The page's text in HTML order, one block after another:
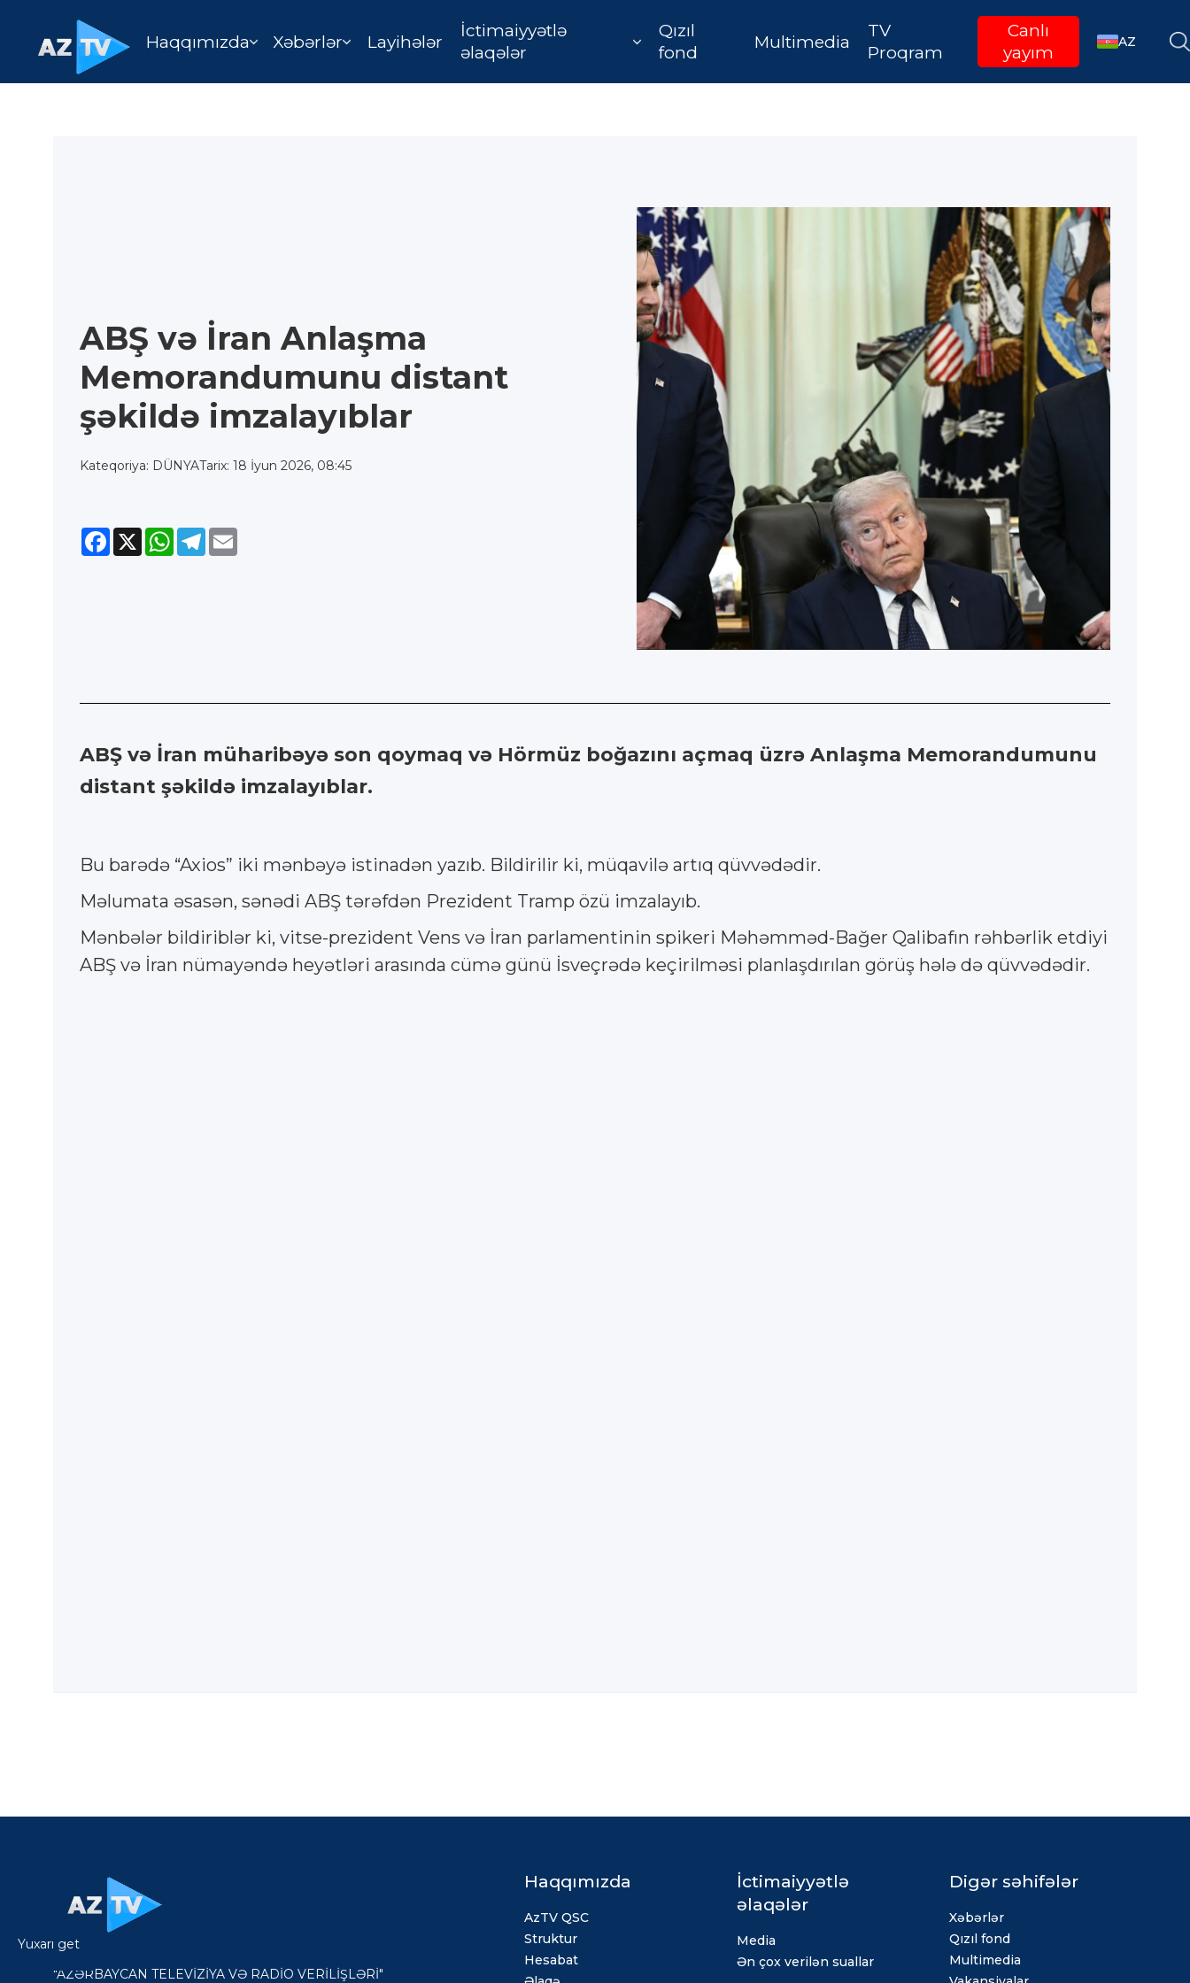
Haqqımızda Xəbərlər Layihələr
İctimaiyyətlə
əlaqələr
Qızıl
fond
Multimedia
TV
Proqram
Canlı
yayım
AZ
ABŞ və İran Anlaşma
Memorandumunu distant
şəkildə imzalayıblar
Kateqoriya: DÜNYATarix: 18 İyun 2026, 08:45
Facebook
X WhatsApp
Telegram
ABŞ və İran müharibəyə son qoymaq və Hörmüz boğazını açmaq üzrə Anlaşma Memorandumunu
distant şəkildə imzalayıblar.
Bu barədə “Axios” iki mənbəyə istinadən yazıb. Bildirilir ki, müqavilə artıq qüvvədədir.
Məlumata əsasən, sənədi ABŞ tərəfdən Prezident Tramp özü imzalayıb.
Mənbələr bildiriblər ki, vitse-prezident Vens və İran parlamentinin spikeri Məhəmməd-Bağer Qalibafın rəhbərlik etdiyi
ABŞ və İran nümayəndə heyətləri arasında cümə günü İsveçrədə keçirilməsi planlaşdırılan görüş hələ də qüvvədədir.
"AZƏRBAYCAN TELEVİZİYA VƏ RADİO VERİLİŞLƏRİ"
Haqqımızda
AzTV QSC
Struktur
Hesabat
İctimaiyyətlə
əlaqələr
Media
Ən çox verilən suallar
Digər səhifələr
Xəbərlər
Qızıl fond
Multimedia
Yuxarı get